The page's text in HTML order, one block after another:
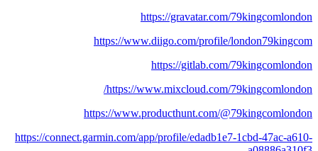
https://gravatar.com/79kingcomlondon
https://www.diigo.com/profile/london79kingcom
https://gitlab.com/79kingcomlondon
https://www.mixcloud.com/79kingcomlondon/
https://www.producthunt.com/@79kingcomlondon
https://connect.garmin.com/app/profile/edadb1e7-1cbd-47ac-a610-